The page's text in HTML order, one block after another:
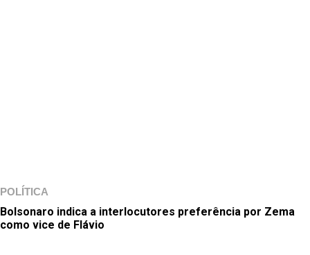
POLÍTICA
Bolsonaro indica a interlocutores preferência por Zema
como vice de Flávio